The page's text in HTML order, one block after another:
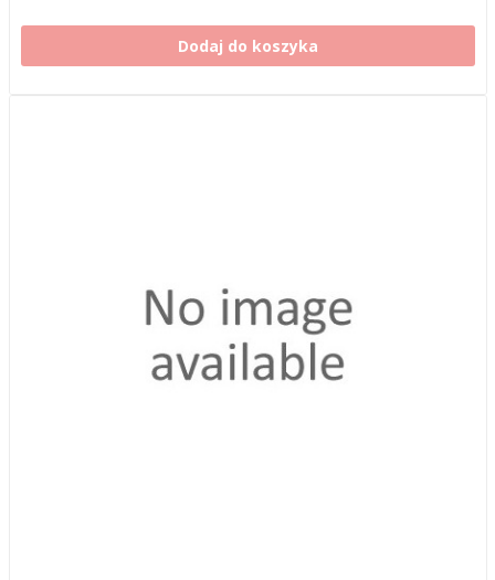
Dodaj do koszyka